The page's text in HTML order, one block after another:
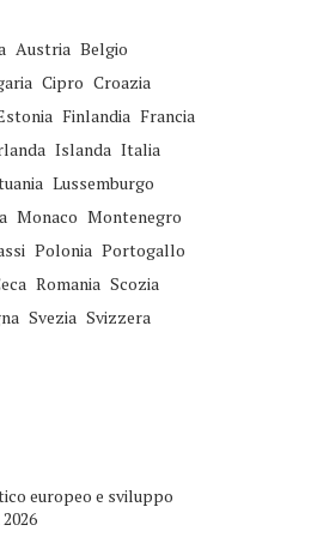
Austria Belgio
Cipro Croazia
Finlandia Francia
Islanda Italia
Lussemburgo
Monaco Montenegro
Polonia Portogallo
Romania Scozia
Svezia Svizzera
europeo e sviluppo